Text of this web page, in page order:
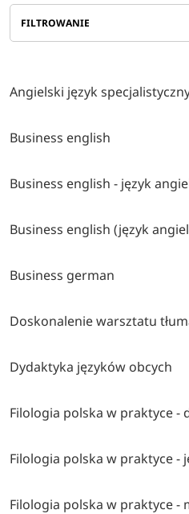
FILTROWANIE
Angielski język
Business english
Business english - język
Business english (język
Business german
Dydaktyka języków obcych